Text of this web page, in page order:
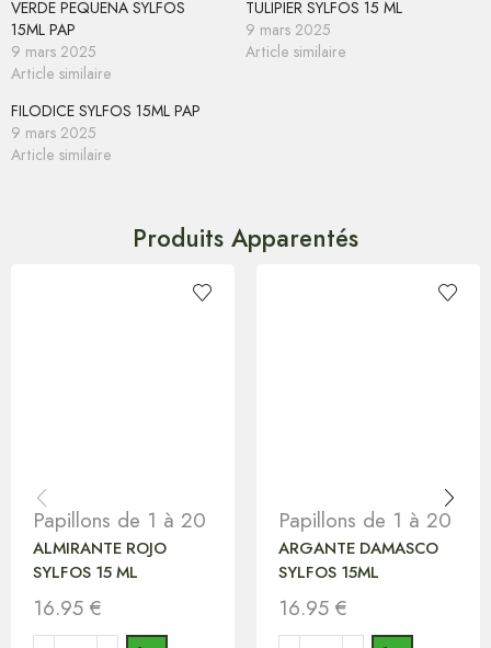
VERDE PEQUENA SYLFOS
15ML PAP
9 mars 2025
Article similaire
TULIPIER SYLFOS 15 ML
9 mars 2025
Article similaire
FILODICE SYLFOS 15ML PAP
9 mars 2025
Article similaire
Produits Apparentés
Papillons de 1 à 20
ALMIRANTE ROJO
SYLFOS 15 ML
16.95 €
Papillons de 1 à 20
ARGANTE DAMASCO
SYLFOS 15ML
16.95 €